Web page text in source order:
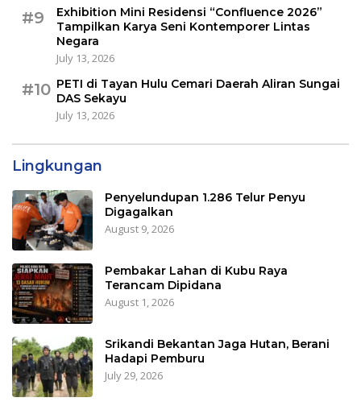
#9
Exhibition Mini Residensi “Confluence 2026”
Tampilkan Karya Seni Kontemporer Lintas
Negara
July 13, 2026
#10 PETI di Tayan Hulu Cemari Daerah Aliran Sungai
DAS Sekayu
July 13, 2026
Lingkungan
Penyelundupan 1.286 Telur Penyu
Digagalkan
August 9, 2026
Pembakar Lahan di Kubu Raya
Terancam Dipidana
August 1, 2026
Srikandi Bekantan Jaga Hutan, Berani
Hadapi Pemburu
July 29, 2026